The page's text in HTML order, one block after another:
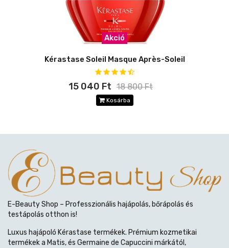
Akció
Kérastase Soleil Masque Après-Soleil
15 040 Ft 18 800 Ft
Kosárba
E-Beauty Shop – Professzionális hajápolás, bőrápolás és
testápolás otthon is!
Luxus hajápoló Kérastase termékek. Prémium kozmetikai
termékek a Matis, és Germaine de Capuccini márkától,